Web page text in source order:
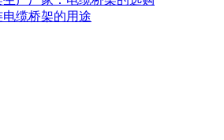
缆桥架的用途